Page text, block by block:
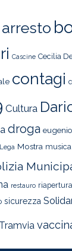
arresto
Cascine Cecilia
contagi
Cultura
droga
Lega Mostra musica
restauro riapertura
sicurezza
Tramvia